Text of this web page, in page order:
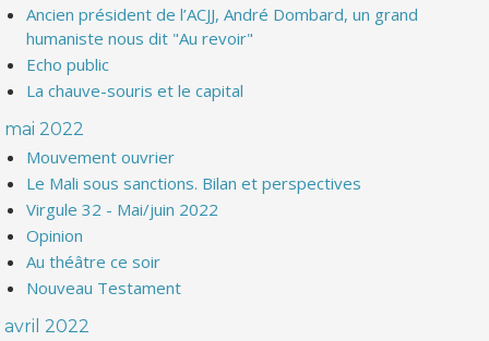
Ancien président de l’ACJJ, André Dombard, un grand
humaniste nous dit "Au revoir"
Echo public
La chauve-souris et le capital
mai 2022
Mouvement ouvrier
Le Mali sous sanctions. Bilan et perspectives
Virgule 32 - Mai/juin 2022
Opinion
Au théâtre ce soir
Nouveau Testament
avril 2022